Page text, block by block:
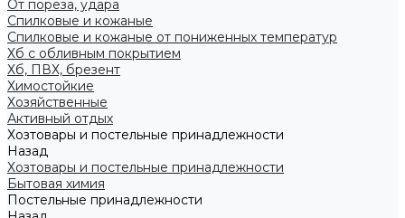
От пореза, удара
Спилковые и кожаные
Спилковые и кожаные от пониженных температур
Хб с обливным покрытием
Хб, ПВХ, брезент
Химостойкие
Хозяйственные
Активный отдых
Хозтовары и постельные принадлежности
Назад
Хозтовары и постельные принадлежности
Бытовая химия
Постельные принадлежности